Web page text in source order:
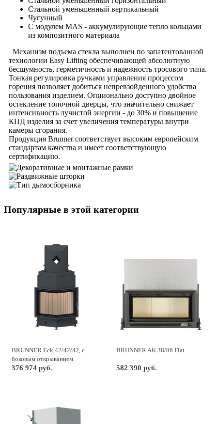
Стальной уменьшенный вертикальный
Чугунный
С модулем MAS - аккумулирующие тепло кольцами
из композитного материала
Механизм подъема стекла выполнен по запатентованной
технологии Easy Lifting обеспечивающей абсолютную
бесшумность, герметичность и надежность тросового типа.
Тонкая регулировка ручками управления процессом
горения позволяет добиться непревзойденного удобства
пользования изделием. Опционально доступно двойное
остекление топочной дверцы, что значительно снижает
интенсивность лучистой энергии - до 30% и повышение
КПД изделия за счет увеличения температуры внутри
камеры сгорания.
Продукция Brunner соответствует высоким европейским
стандартам качества и имеет соответствующую
сертификацию.
Популярные в этой категории
BRUNNER Eck 42/42/42, с
боковым открыванием
376 974 руб.
BRUNNER AK 38/86 Flat
582 390 руб.